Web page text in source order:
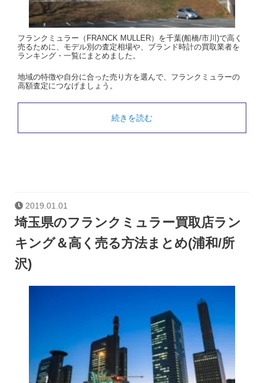
フランクミュラー（FRANCK MULLER）を千葉(船橋/市川)で高く
売るために、モデル別の査定相場や、ブランド時計の買取業者を
ランキング・一覧にまとめました。
地域の特徴や自分に合った売り方を選んで、フランクミュラーの
高額査定につなげましょう。
続きを読む
2019.01.01
埼玉県のフランクミュラー買取店ラン
キング＆高く売る方法まとめ(浦和/所
沢)